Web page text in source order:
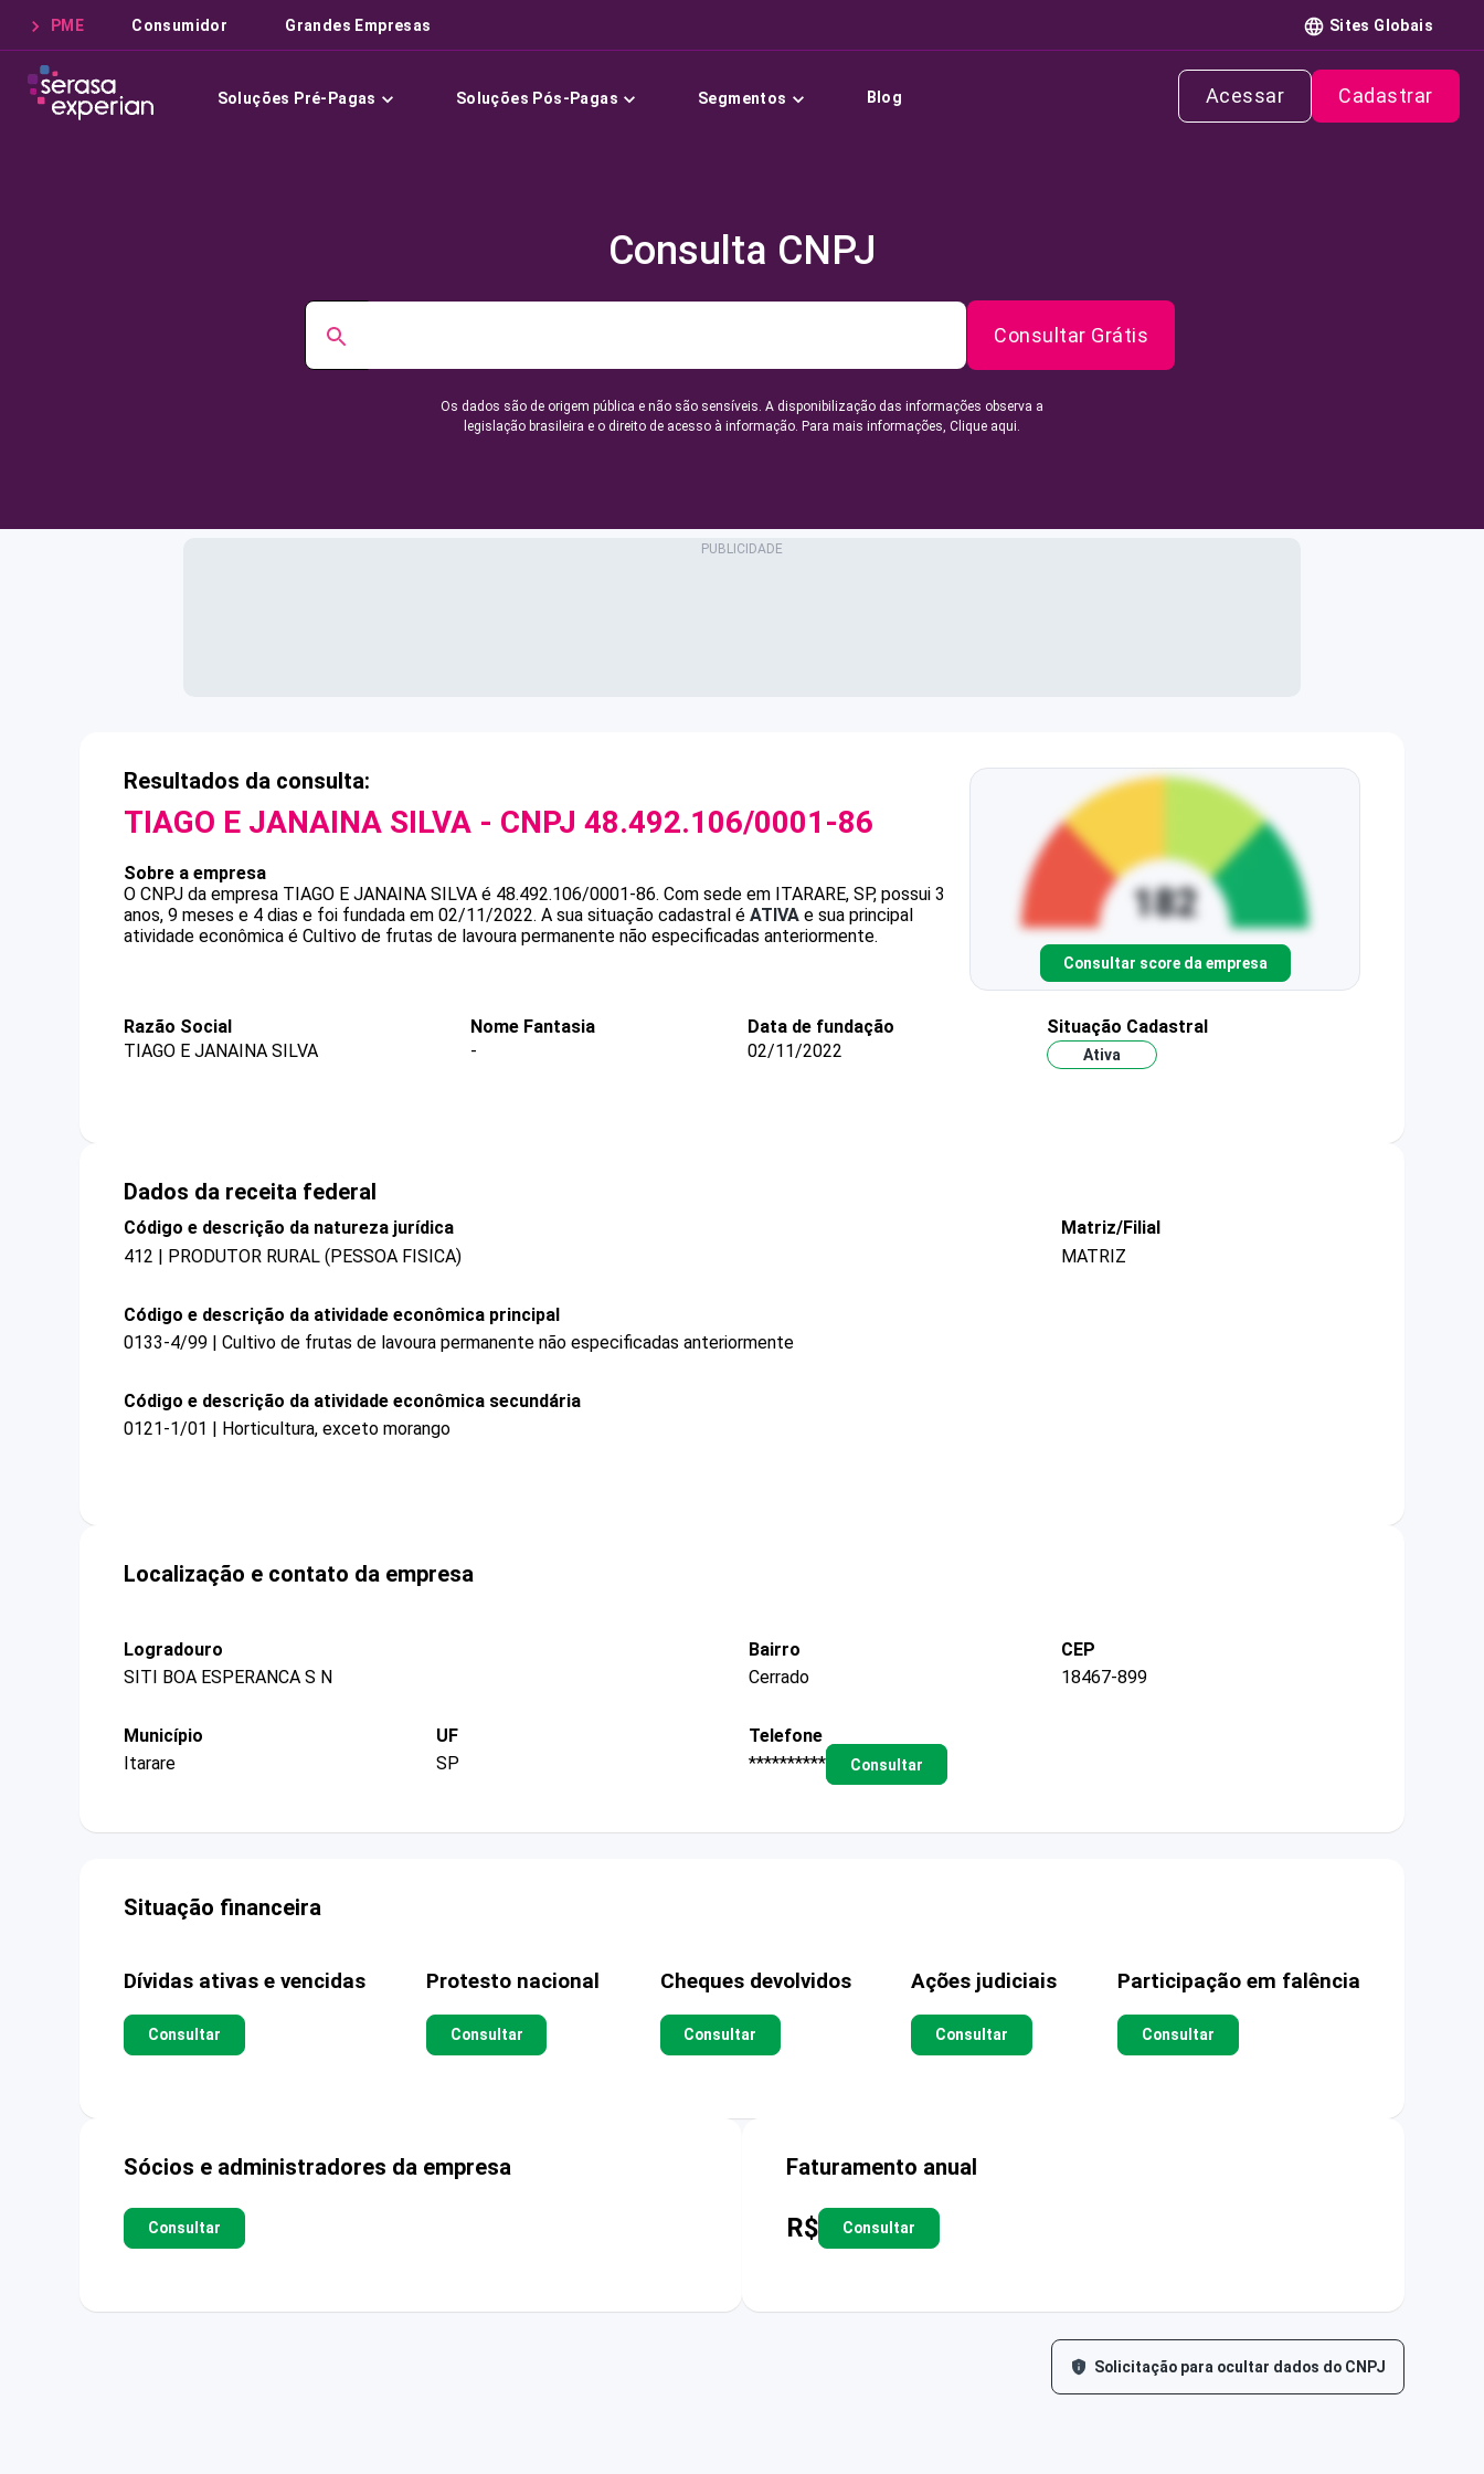
PME Consumidor Grandes Empresas Sites Globais
Soluções Pré-Pagas Soluções Pós-Pagas Segmentos Blog Acessar Cadastrar
Consulta CNPJ
Consultar Grátis
Os dados são de origem pública e não são sensíveis. A disponibilização das informações observa a
legislação brasileira e o direito de acesso à informação. Para mais informações, Clique aqui.
Resultados da consulta:
TIAGO E JANAINA SILVA - CNPJ 48.492.106/0001-86
Sobre a empresa
O CNPJ da empresa TIAGO E JANAINA SILVA é 48.492.106/0001-86. Com sede em ITARARE, SP, possui 3
anos, 9 meses e 4 dias e foi fundada em 02/11/2022. A sua situação cadastral é ATIVA e sua principal
atividade econômica é Cultivo de frutas de lavoura permanente não especificadas anteriormente.
Consultar score da empresa
Razão Social
TIAGO E JANAINA SILVA
Nome Fantasia
-
Data de fundação
02/11/2022
Situação Cadastral
Ativa
Dados da receita federal
Código e descrição da natureza jurídica
412 | PRODUTOR RURAL (PESSOA FISICA)
Matriz/Filial
MATRIZ
Código e descrição da atividade econômica principal
0133-4/99 | Cultivo de frutas de lavoura permanente não especificadas anteriormente
Código e descrição da atividade econômica secundária
0121-1/01 | Horticultura, exceto morango
Localização e contato da empresa
Logradouro
SITI BOA ESPERANCA S N
Bairro
Cerrado
CEP
18467-899
Município
Itarare
UF
SP
Telefone
**********
Consultar
Situação financeira
Dívidas ativas e vencidas
Consultar
Protesto nacional
Consultar
Cheques devolvidos
Consultar
Ações judiciais
Consultar
Participação em falência
Consultar
Sócios e administradores da empresa
Consultar
Faturamento anual
R$ Consultar
Solicitação para ocultar dados do CNPJ